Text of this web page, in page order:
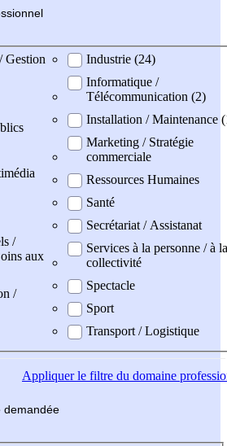
Gestion
/
aux
/
Industrie (24)
Informatique /
Télécommunication (2)
Installation / Maintenance
Marketing / Stratégie
commerciale
Ressources Humaines
Santé
Secrétariat / Assistanat
Services à la personne / à la
collectivité
Spectacle
Sport
Transport / Logistique
Appliquerle filtre du domaine
demandée